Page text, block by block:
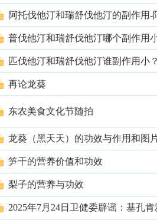
阿托伐他汀和瑞舒伐他汀的副作用
普伐他汀和瑞舒伐他汀哪个副作用
匹伐他汀和瑞舒伐他汀谁副作用小
再论龙葵
东农美食文化节随拍
龙葵（黑天天）的功效与作用和图
笋干的营养价值和功效
梨子的营养与功效
2025年7月24日卫健委辟谣：基孔